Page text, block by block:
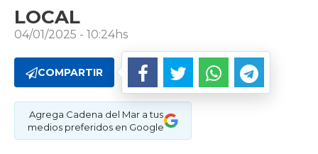
LOCAL
04/01/2025 - 10:24hs
COMPARTIR
Agrega Cadena del Mar a tus
medios preferidos en Google